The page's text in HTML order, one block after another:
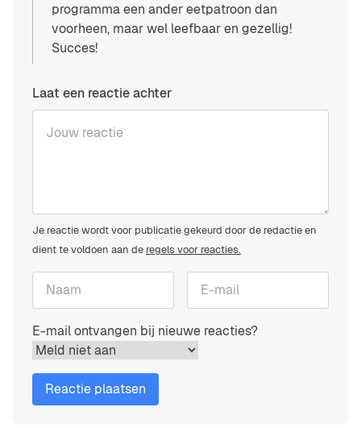
programma een ander eetpatroon dan
voorheen, maar wel leefbaar en gezellig!
Succes!
Laat een reactie achter
Je reactie wordt voor publicatie gekeurd door de redactie en
dient te voldoen aan de regels voor reacties.
E-mail ontvangen bij nieuwe reacties?